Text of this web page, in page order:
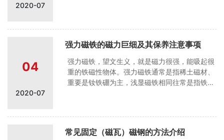
2020-07
快速固定的场合，建议使用清洗剂与厌氧胶促进
剂（JL-7649），保证产品的清洁与更好的可靠
性。JL-6236金属结构胶特性及用途1.特性 JL-
6236结构胶它是一种高强度多用途
04
2020-07
强力磁铁的磁力巨细及其保养注意事项
强力磁铁，望文生义，就是磁力很强，能吸起很
重的铁磁性物体。强力磁铁通常是指稀土磁材、
重要是钕铁硼为主，浅显磁铁相同往常是指铁氧
强度降落的越快，梯度就越高。也就是说强力磁
常见固定（磁瓦）磁钢的方法介绍